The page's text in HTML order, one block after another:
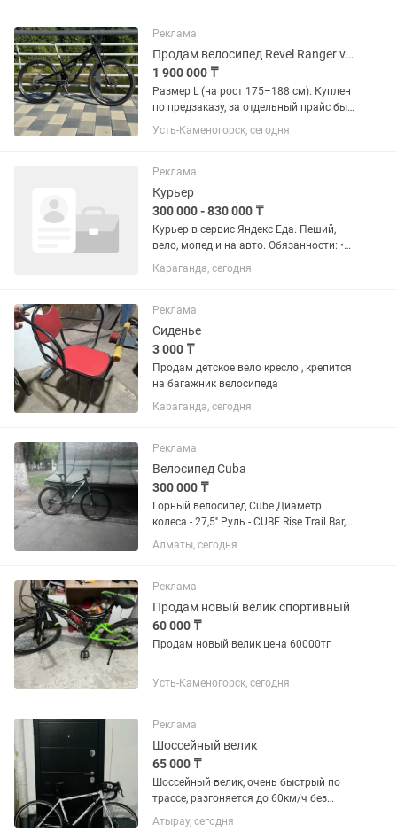
Реклама
Продам велосипед Revel Ranger v2 2025
1 900 000 ₸
Размер L (на рост 175–188 см). Куплен
по предзаказу, за отдельный прайс был
собран и обслужен включая нулевое
ТО мастерами Worldwide Cyclery и
идеальном состоянии,...
Усть-Каменогорск, сегодня
Реклама
Курьер
300 000 - 830 000 ₸
Курьер в сервис Яндекс Еда. Пеший,
вело, мопед и на авто. Обязанности: •
доставлять еду из кафе и ресторанов
города • работать по удобному для вас
(выдается...
Караганда, сегодня
Реклама
Сиденье
3 000 ₸
Продам детское вело кресло , крепится
на багажник велосипеда
Караганда, сегодня
Реклама
Велосипед Cuba
300 000 ₸
Горный велосипед Cube Диаметр
колеса - 27,5'' Руль - CUBE Rise Trail Bar,
660mm Грипсы - CUBE Performance
Алматы, сегодня
Реклама
Продам новый велик спортивный
60 000 ₸
Продам новый велик цена 60000тг
Усть-Каменогорск, сегодня
Реклама
Шоссейный велик
65 000 ₸
Шоссейный велик, очень быстрый по
трассе, разгоняется до 60км/ч без
минусов
Атырау, сегодня